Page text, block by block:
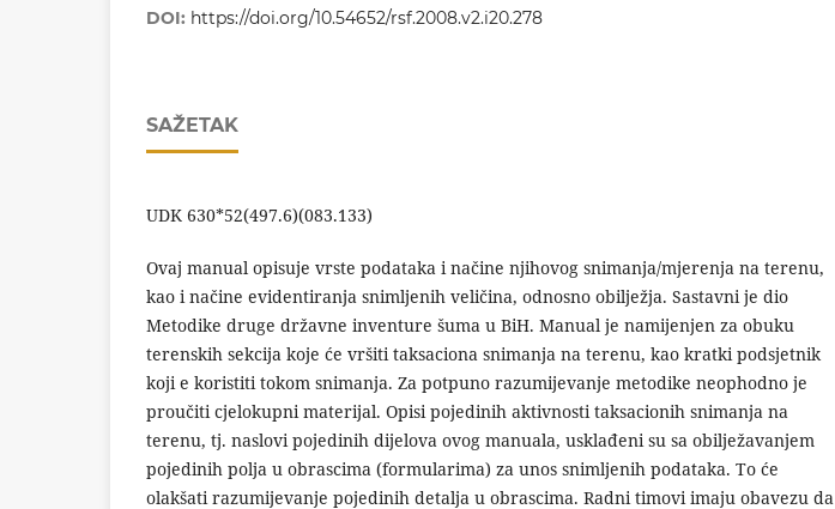
DOI: https://doi.org/10.54652/rsf.2008.v2.i20.278
SAŽETAK
UDK 630*52(497.6)(083.133)
Ovaj manual opisuje vrste podataka i načine njihovog snimanja/mjerenja na terenu,
kao i načine evidentiranja snimljenih veličina, odnosno obilježja. Sastavni je dio
Metodike druge državne inventure šuma u BiH. Manual je namijenjen za obuku
terenskih sekcija koje će vršiti taksaciona snimanja na terenu, kao kratki podsjetnik
koji e koristiti tokom snimanja. Za potpuno razumijevanje metodike neophodno je
proučiti cjelokupni materijal. Opisi pojedinih aktivnosti taksacionih snimanja na
terenu, tj. naslovi pojedinih dijelova ovog manuala, usklađeni su sa obilježavanjem
pojedinih polja u obrascima (formularima) za unos snimljenih podataka. To će
olakšati razumijevanje pojedinih detalja u obrascima. Radni timovi imaju obavezu da